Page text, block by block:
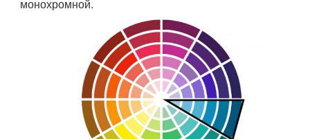
монохромной.